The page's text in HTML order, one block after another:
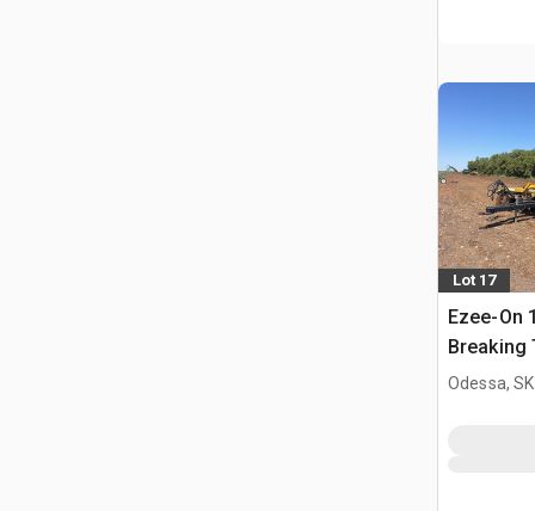
Lot 17
Ezee-On
Breaking
Odessa,